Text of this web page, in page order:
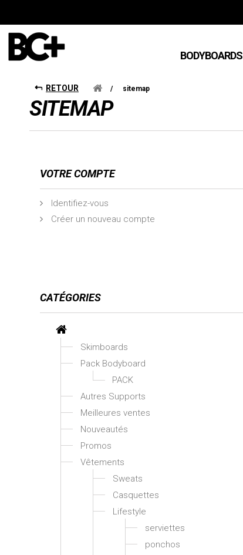
BODYBOARDS
RETOUR / sitemap
SITEMAP
VOTRE COMPTE
Identifiez-vous
Créer un nouveau compte
CATÉGORIES
Skimboards
Pack Bodyboard
PACK
Autres Supports
Meilleures ventes
Nouveautés
Promos
Vêtements
Sweats
Casquettes
Lifestyle
serviettes
ponchos